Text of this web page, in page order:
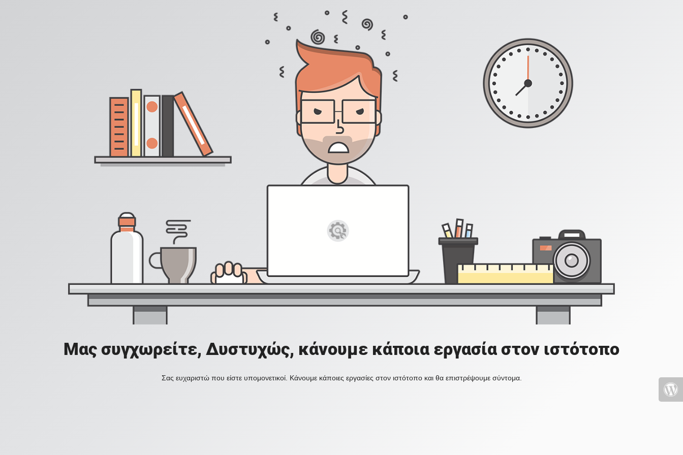
Μας συγχωρείτε, Δυστυχώς, κάνουμε κάποια εργασία στον ιστότοπο
Σας ευχαριστώ που είστε υπομονετικοί. Κάνουμε κάποιες εργασίες στον ιστότοπο και θα επιστρέψουμε σύντομα.